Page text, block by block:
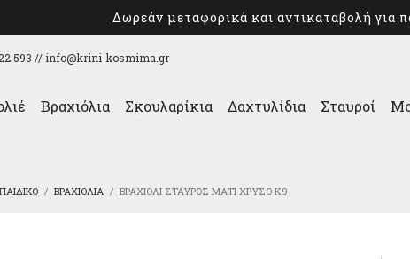
Δωρεάν μεταφορικά και αντικαταβολή για
593 // info@krini-kosmima.gr
Βραχιόλια Σκουλαρίκια Δαχτυλίδια Σταυροί
ΠΑΙΔΙΚΌ ΒΡΑΧΙΌΛΙΑ ΒΡΑΧΙΌΛΙ ΣΤΑΥΡΌΣ ΜΆΤΙ ΧΡΥΣΌ Κ9